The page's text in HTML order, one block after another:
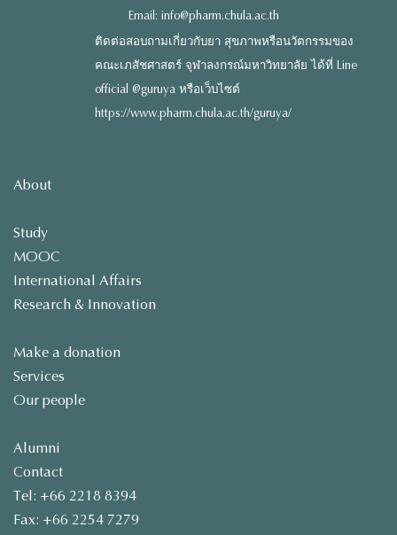
Email: info@pharm.chula.ac.th
ติดต่อสอบถามเกี่ยวกับยา สุขภาพหรือนวัตกรรมของ
คณะเภสัชศาสตร์ จุฬาลงกรณ์มหาวิทยาลัย ได้ที่ Line
official @guruya หรือเว็บไซต์
https://www.pharm.chula.ac.th/guruya/
About
Study
MOOC
International Affairs
Research & Innovation
Make a donation
Services
Our people
Alumni
Contact
Tel: +66 2218 8394
Fax: +66 2254 7279